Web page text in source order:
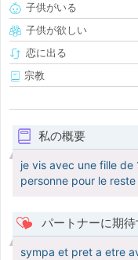
子供がいる
子供が欲しい
恋に出る
宗教
私の概要
je vis avec une fille
personne pour le
パートナーに期待
sympa et pret a etre